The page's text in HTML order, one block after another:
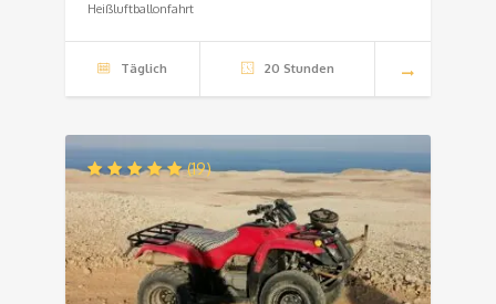
Heißluftballonfahrt
Täglich 20 Stunden
(19)